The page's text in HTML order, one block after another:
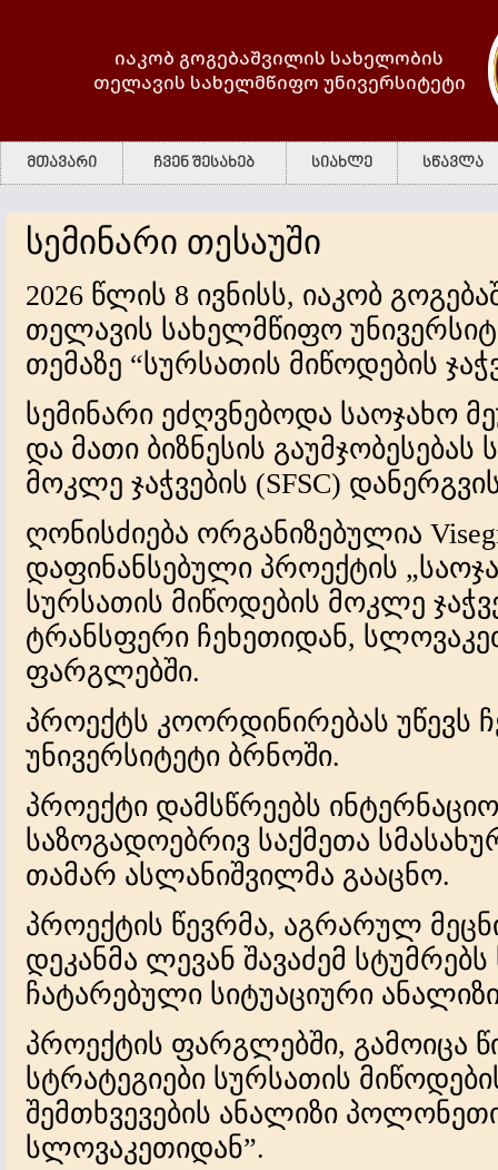
იაკობ გოგებაშვილის სახელობის
თელავის სახელმწიფო უნივერსიტეტი
მთავარი ჩვენ შესახებ სიახლე სწავლა
სემინარი თესაუში
2026 წლის 8 ივნისს, იაკობ
თელავის სახელმწიფო
თემაზე “სურსათის მიწოდების
სემინარი ეძღვნებოდა საოჯახო
და მათი ბიზნესის
მოკლე ჯაჭვების (SFSC)
ღონისძიება ორგანიზებულია
დაფინანსებული პროექტის
სურსათის მიწოდების მოკლე
ტრანსფერი ჩეხეთიდან,
ფარგლებში.
პროექტს კოორდინირებას უწევს
უნივერსიტეტი ბრნოში.
პროექტი დამსწრეებს
საზოგადოებრივ საქმეთა
თამარ ასლანიშვილმა გააცნო.
პროექტის წევრმა, აგრარულ
დეკანმა ლევან შავაძემ
ჩატარებული სიტუაციური
პროექტის ფარგლებში, გამოიცა
სტრატეგიები სურსათის
შემთხვევების ანალიზი
სლოვაკეთიდან”.